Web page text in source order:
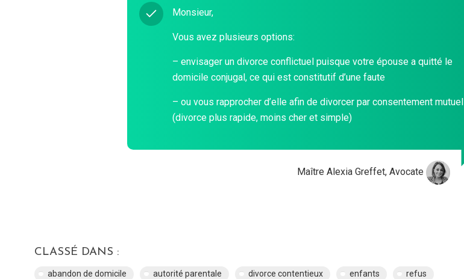
Monsieur,
Vous avez plusieurs options:
– envisager un divorce conflictuel puisque votre épouse a quitté le
domicile conjugal, ce qui est constitutif d’une faute
– ou vous rapprocher d’elle afin de divorcer par consentement mutuel
(divorce plus rapide, moins cher et simple)
Maître Alexia Greffet, Avocate
CLASSÉ DANS :
abandon de domicile autorité parentale divorce contentieux enfants refus